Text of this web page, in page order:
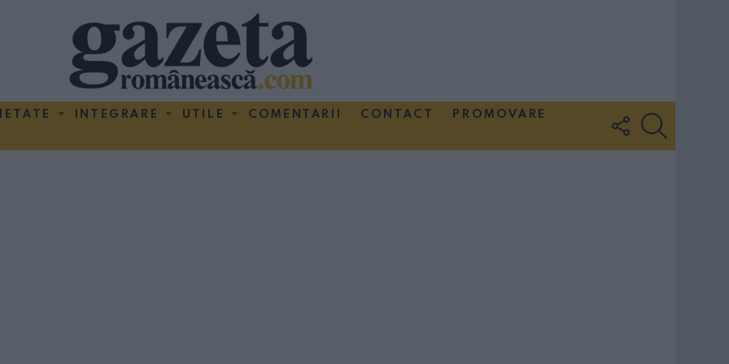
INTEGRARE UTILE COMENTARII CONTACT
PROMOVARE
FOLLOW
US